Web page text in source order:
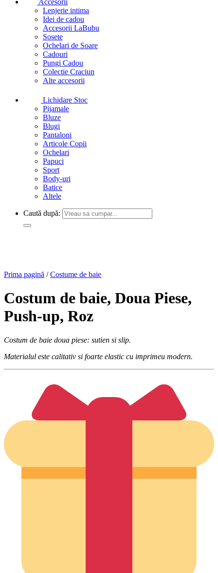
Accesorii
Lenjerie intima
Idei de cadou
Accesorii LaBubu
Sosete
Ochelari de Soare
Cadouri
Pungi Cadou
Colectie Craciun
Alte accesorii
Lichidare Stoc
Pijamale
Bluze
Blugi
Pantaloni
Articole Copii
Ochelari
Papuci
Sport
Body-uri
Batice
Altele
Caută după:
Prima pagină / Costume de baie
Costum de baie, Doua Piese,
Push-up, Roz
Costum de baie doua piese: sutien si slip.
Materialul este calitativ si foarte elastic cu imprimeu modern.